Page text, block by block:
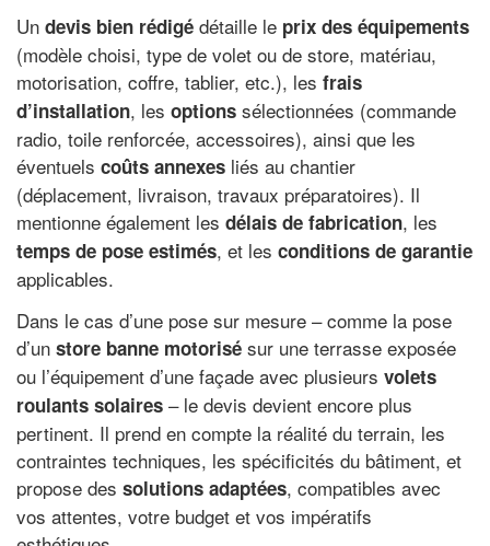
Un devis bien rédigé détaille le prix des équipements
(modèle choisi, type de volet ou de store, matériau,
motorisation, coffre, tablier, etc.), les frais
d’installation, les options sélectionnées (commande
radio, toile renforcée, accessoires), ainsi que les
éventuels coûts annexes liés au chantier
(déplacement, livraison, travaux préparatoires). Il
mentionne également les délais de fabrication, les
temps de pose estimés, et les conditions de garantie
applicables.
Dans le cas d’une pose sur mesure – comme la pose
d’un store banne motorisé sur une terrasse exposée
ou l’équipement d’une façade avec plusieurs volets
roulants solaires – le devis devient encore plus
pertinent. Il prend en compte la réalité du terrain, les
contraintes techniques, les spécificités du bâtiment, et
propose des solutions adaptées, compatibles avec
vos attentes, votre budget et vos impératifs